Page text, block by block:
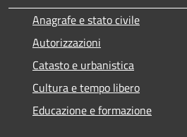
Anagrafe e stato civile
Autorizzazioni
Catasto e urbanistica
Cultura e tempo libero
Educazione e formazione